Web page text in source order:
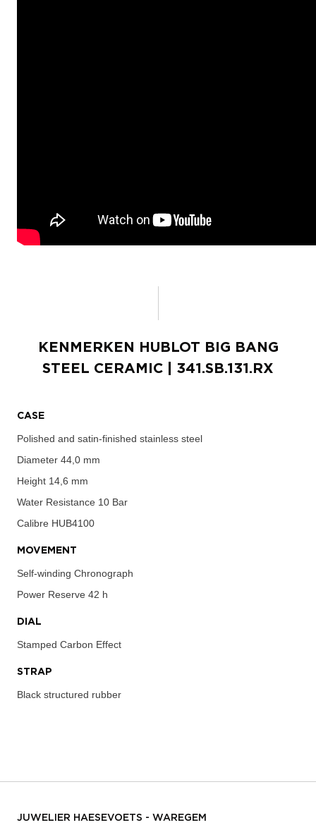
KENMERKEN
HUBLOT BIG BANG
STEEL CERAMIC | 341.SB.131.RX
CASE
Polished and satin-finished stainless steel
Diameter 44,0 mm
Height 14,6 mm
Water Resistance 10 Bar
Calibre HUB4100
MOVEMENT
Self-winding Chronograph
Power Reserve 42 h
DIAL
Stamped Carbon Effect
STRAP
Black structured rubber
JUWELIER HAESEVOETS - WAREGEM